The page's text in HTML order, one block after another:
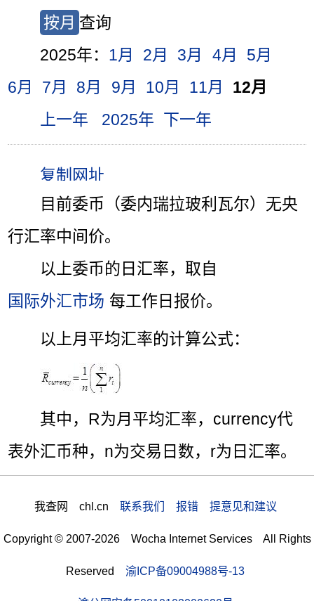
按月 查询
2025年： 1月 2月 3月 4月
5月
6月
7月 8月 9月 10月 11月
12月
上一年
2025年 下一年
目前委币（委内瑞拉玻利瓦尔）无央
行汇率中间价。
以上委币的日汇率，取自
国际外汇市场 每工作日报价。
以上月平均汇率的计算公式：
其中，R为月平均汇率，currency代
表外汇币种，n为交易日数，r为日汇率。
我查网 chl.cn 联系我们 报错 提意见和建议
Copyright © 2007-2026 Wocha Internet Services All Rights
Reserved 渝ICP备09004988号-13